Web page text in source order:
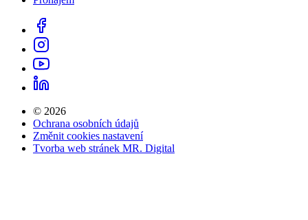
© 2026
Ochrana osobních údajů
Změnit cookies nastavení
Tvorba web stránek MR. Digital